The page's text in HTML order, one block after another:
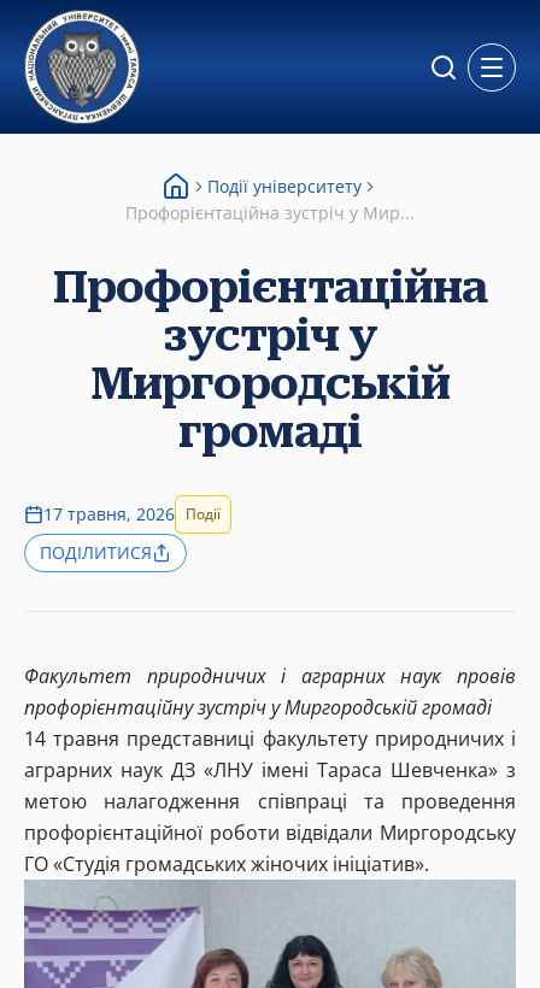
Події університету
Профорієнтаційна зустріч у Мир...
Профорієнтаційна
зустріч у
Миргородській
громаді
17 травня, 2026 Події
ПОДІЛИТИСЯ
Факультет природничих і аграрних наук провів
профорієнтаційну зустріч у Миргородській громаді
14 травня представниці факультету природничих і
аграрних наук ДЗ «ЛНУ імені Тараса Шевченка» з
метою налагодження співпраці та проведення
профорієнтаційної роботи відвідали Миргородську
ГО «Студія громадських жіночих ініціатив».